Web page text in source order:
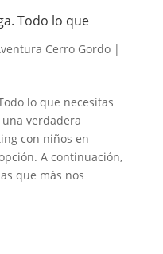
Todo lo que
Cerro Gordo|
lo que necesitas
verdadera
con niños en
A continuación,
que más nos